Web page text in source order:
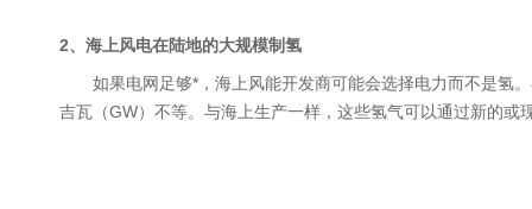
2、海上风电在陆地的大规模制氢
如果电网足够*，海上风能开发商可能会选择电力而不是氢
吉瓦（GW）不等。与海上生产一样，这些氢气可以通过新的